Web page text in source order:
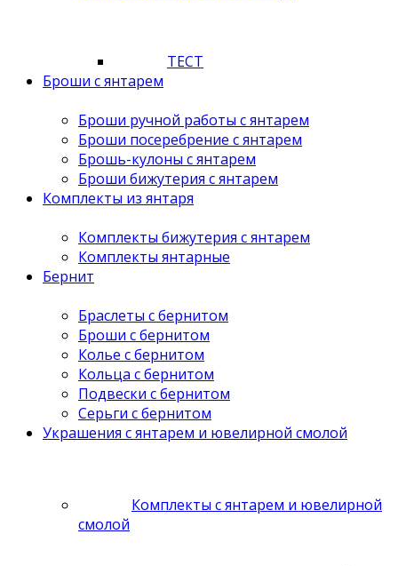
ТЕСТ
Броши с янтарем
Броши ручной работы с янтарем
Броши посеребрение с янтарем
Брошь-кулоны с янтарем
Броши бижутерия с янтарем
Комплекты из янтаря
Комплекты бижутерия с янтарем
Комплекты янтарные
Бернит
Браслеты с бернитом
Броши с бернитом
Колье с бернитом
Кольца с бернитом
Подвески с бернитом
Серьги с бернитом
Украшения с янтарем и ювелирной смолой
Комплекты с янтарем и ювелирной
смолой